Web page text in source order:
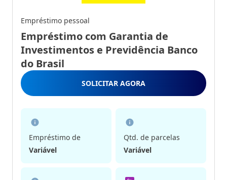
Empréstimo pessoal
Empréstimo com Garantia de
Investimentos e Previdência Banco
do Brasil
SOLICITAR AGORA
Empréstimo de
Variável
Qtd. de parcelas
Variável